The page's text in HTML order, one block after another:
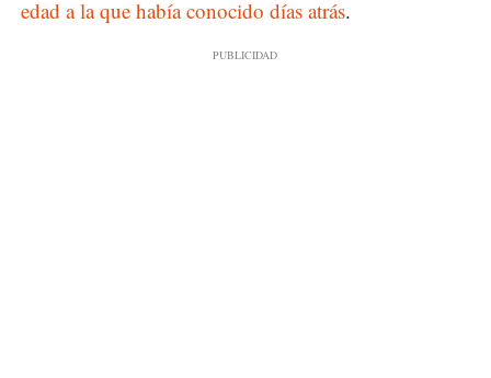
edad a la que había conocido días atrás.